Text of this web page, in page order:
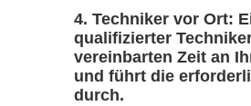
Techniker vor Ort:
qualifizierter
vereinbarten Zeit an
und führt die
durch.